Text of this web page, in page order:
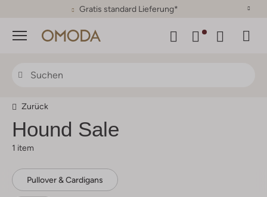
30 Tage Rückgaberecht
Menü
Zurück
Hound Sale
1 item
Pullover & Cardigans